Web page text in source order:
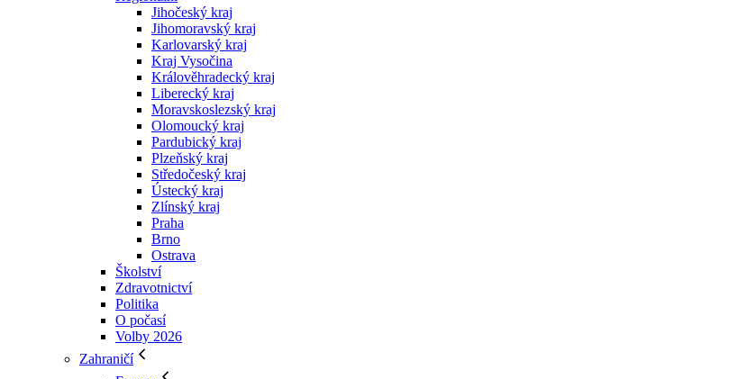
Jihočeský kraj
Jihomoravský kraj
Karlovarský kraj
Kraj Vysočina
Králověhradecký kraj
Liberecký kraj
Moravskoslezský kraj
Olomoucký kraj
Pardubický kraj
Plzeňský kraj
Středočeský kraj
Ústecký kraj
Zlínský kraj
Praha
Brno
Ostrava
Školství
Zdravotnictví
Politika
O počasí
Volby 2026
Zahraničí